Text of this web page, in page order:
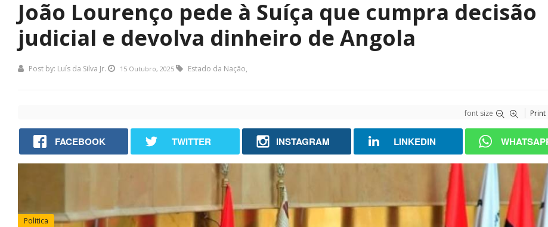
João Lourenço pede à Suíça que cumpra decisão
judicial e devolva dinheiro de Angola
Post by: Luís da Silva Jr. 15 Outubro, 2025 Estado da Nação,
font size Print
FACEBOOK TWITTER INSTAGRAM LINKEDIN
Politica